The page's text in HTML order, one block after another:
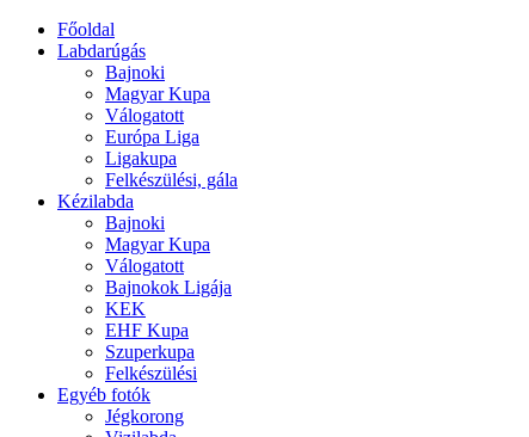
Főoldal
Labdarúgás
Bajnoki
Magyar Kupa
Válogatott
Európa Liga
Ligakupa
Felkészülési, gála
Kézilabda
Bajnoki
Magyar Kupa
Válogatott
Bajnokok Ligája
KEK
EHF Kupa
Szuperkupa
Felkészülési
Egyéb fotók
Jégkorong